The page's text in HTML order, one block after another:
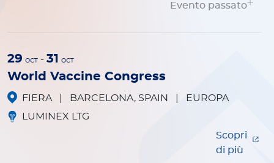
Evento passato
29 OCT - 31 OCT
World Vaccine Congress
FIERA BARCELONA, SPAIN
EUROPA
LUMINEX LTG
Scopri
di più